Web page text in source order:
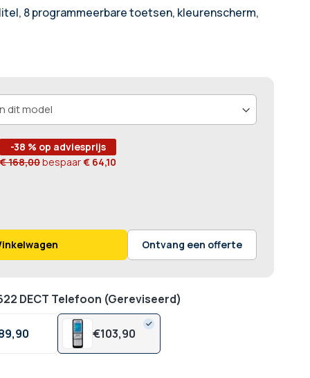
8 programmeerbare toetsen, kleurenscherm,
-38 % op adviesprijs
€ 168,00bespaar€ 64,10
Ontvang een offerte
DECT Telefoon (Gereviseerd)
90 €103,90